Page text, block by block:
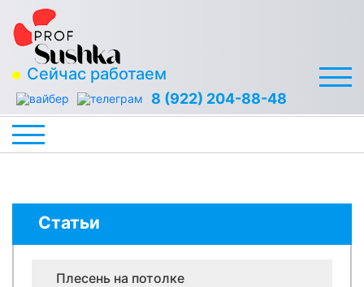
Сейчас работаем
8 (922) 204-88-48
Статьи
Плесень на потолке